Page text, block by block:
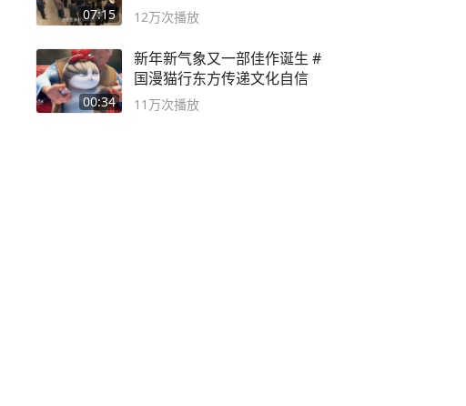
07:15
子
12万次播放
00:34
新年新气象又一部佳作诞生 #
国漫猫行东方传递文化自信
11万次播放